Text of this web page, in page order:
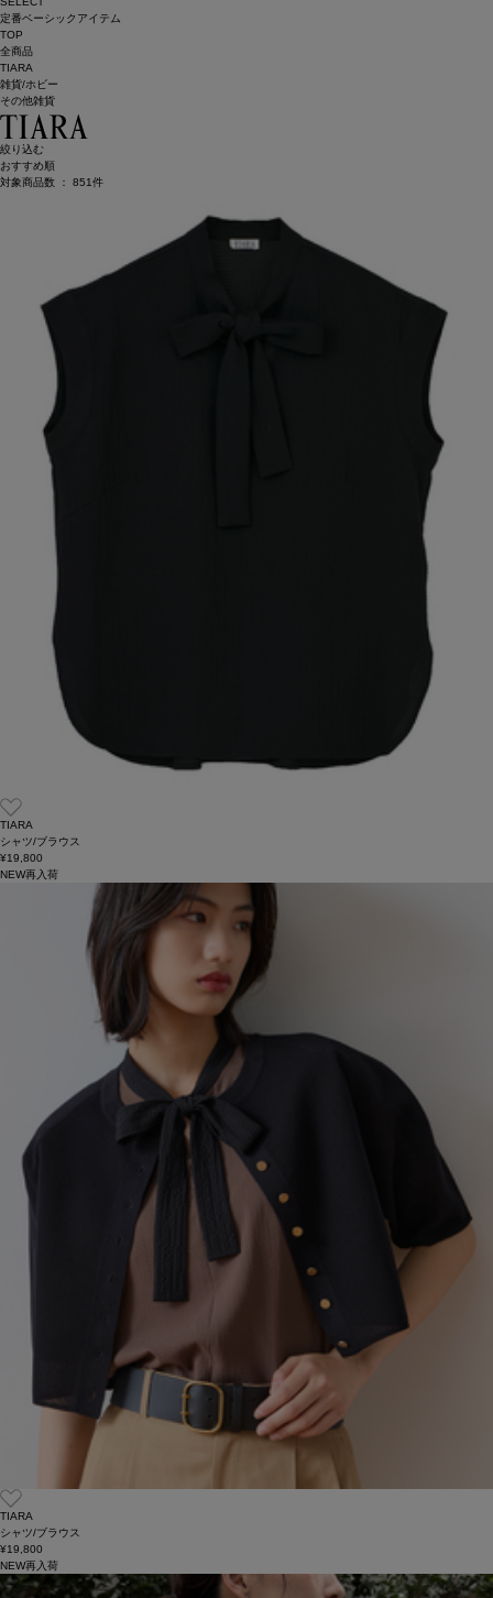
定番ベーシックアイテム
TOP
全商品
TIARA
雑貨/ホビー
その他雑貨
絞り込む
おすすめ順
対象商品数 ： 851件
TIARA
シャツ/ブラウス
¥19,800
NEW再入荷
TIARA
シャツ/ブラウス
¥19,800
NEW再入荷